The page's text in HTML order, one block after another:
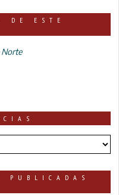
DE ESTE
Norte
PUBLICADAS